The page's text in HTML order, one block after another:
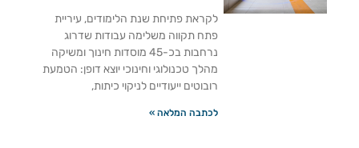
לקראת פתיחת שנת הלימודים, עיריית
פתח תקווה משלימה עבודות שדרוג
נרחבות בכ-45 מוסדות חינוך ומשיקה
מהלך טכנולוגי וחינוכי יוצא דופן: הטמעת
רובוטים ייעודיים לניקוי כיתות,
לכתבה המלאה »